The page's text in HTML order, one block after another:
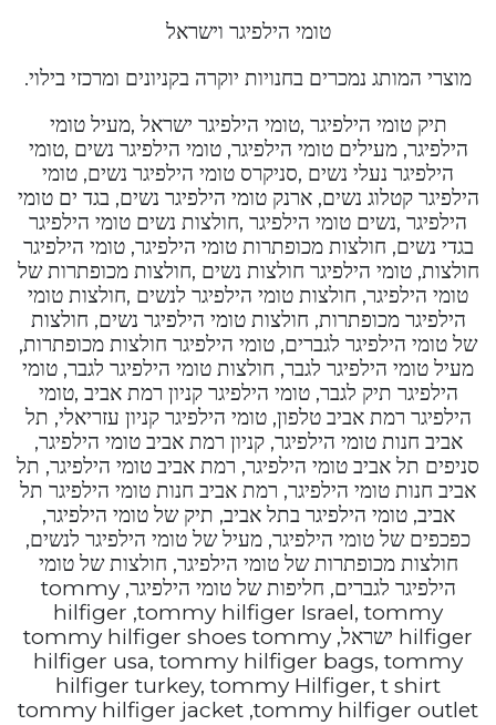
טומי הילפיגר וישראל
מוצרי המותג נמכרים בחנויות יוקרה בקניונים ומרכזי בילוי.
תיק טומי הילפיגר ,טומי הילפיגר ישראל ,מעיל טומי
הילפיגר, מעילים טומי הילפיגר, טומי הילפיגר נשים ,טומי
הילפיגר נעלי נשים ,סניקרס טומי הילפיגר נשים, טומי
הילפיגר קטלוג נשים, ארנק טומי הילפיגר נשים, בגד ים טומי
הילפיגר ,נשים טומי הילפיגר ,חולצות נשים טומי הילפיגר
בגדי נשים, חולצות מכופתרות טומי הילפיגר, טומי הילפיגר
חולצות, טומי הילפיגר חולצות נשים ,חולצות מכופתרות של
טומי הילפיגר, חולצות טומי הילפיגר לנשים ,חולצות טומי
הילפיגר מכופתרות, חולצות טומי הילפיגר נשים, חולצות
של טומי הילפיגר לגברים, טומי הילפיגר חולצות מכופתרות,
מעיל טומי הילפיגר לגבר, חולצות טומי הילפיגר לגבר, טומי
הילפיגר תיק לגבר, טומי הילפיגר קניון רמת אביב ,טומי
הילפיגר רמת אביב טלפון, טומי הילפיגר קניון עזריאלי, תל
אביב חנות טומי הילפיגר, קניון רמת אביב טומי הילפיגר,
סניפים תל אביב טומי הילפיגר, רמת אביב טומי הילפיגר, תל
אביב חנות טומי הילפיגר, רמת אביב חנות טומי הילפיגר תל
אביב, טומי הילפיגר בתל אביב, תיק של טומי הילפיגר,
כפכפים של טומי הילפיגר, מעיל של טומי הילפיגר לנשים,
חולצות מכופתרות של טומי הילפיגר, חולצות של טומי
הילפיגר לגברים, חליפות של טומי הילפיגר, tommy
hilfiger ,tommy hilfiger Israel, tommy
hilfiger ישראל, tommy hilfiger shoes tommy
hilfiger usa, tommy hilfiger bags, tommy
hilfiger turkey, tommy Hilfiger, t shirt
tommy hilfiger jacket ,tommy hilfiger outlet